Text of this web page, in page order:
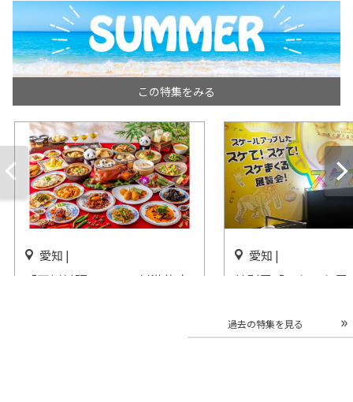
この特集をみる
愛知 |
「四川料理フェア＜刺激的麻
愛知 |
特別展「スケスケ展
ＦＵＪＩなごや科学
開催中
過去の特集を見る